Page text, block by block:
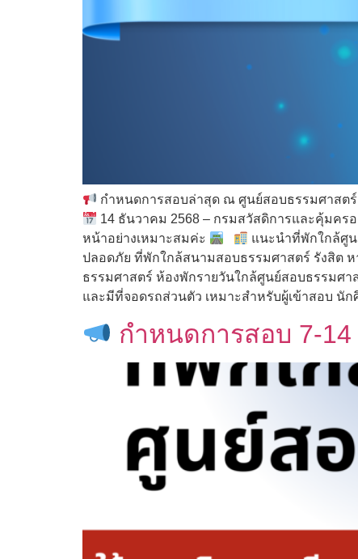
กำหนดการสอบล่าสุด ณ ศูนย์สอบธรรมศาสต
14 ธันวาคม 2568 – กรมสวัสดิการและคุ้มครอ
หน้าอย่างเหมาะสมค่ะ
แนะนำที่พักใกล้ศูน
ปลอดภัย ที่พักใกล้สนามสอบธรรมศาสตร์ รังสิต
ธรรมศาสตร์ ห้องพักรายวันใกล้ศูนย์สอบธรรมศา
และมีที่จอดรถส่วนตัว เหมาะสำหรับผู้เข้าสอบ นั
กำหนดการสอบ 7-